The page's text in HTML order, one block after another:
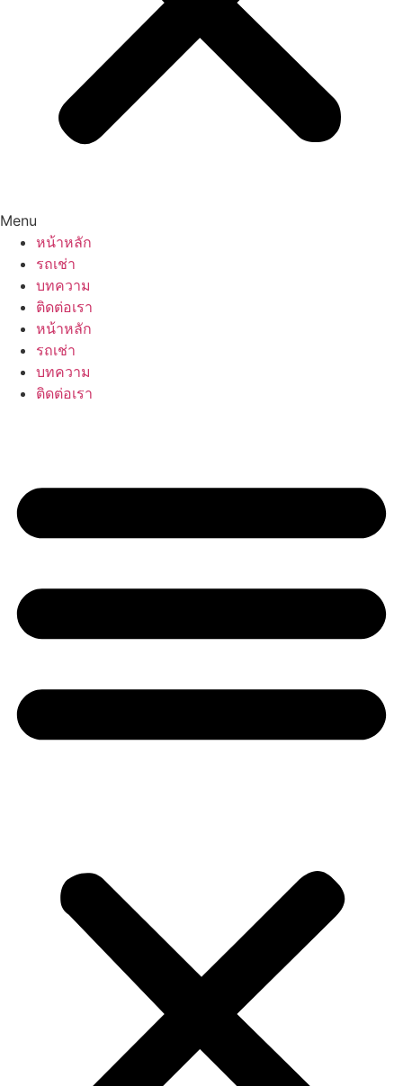
Menu
หน้าหลัก
รถเช่า
บทความ
ติดต่อเรา
หน้าหลัก
รถเช่า
บทความ
ติดต่อเรา